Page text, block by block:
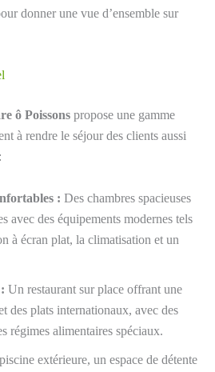
donner une vue d’ensemble sur
ô Poissons propose une gamme
à rendre le séjour des clients aussi
: Des chambres spacieuses
avec des équipements modernes tels
à écran plat, la climatisation et un
Un restaurant sur place offrant une
des plats internationaux, avec des
régimes alimentaires spéciaux.
extérieure, un espace de détente